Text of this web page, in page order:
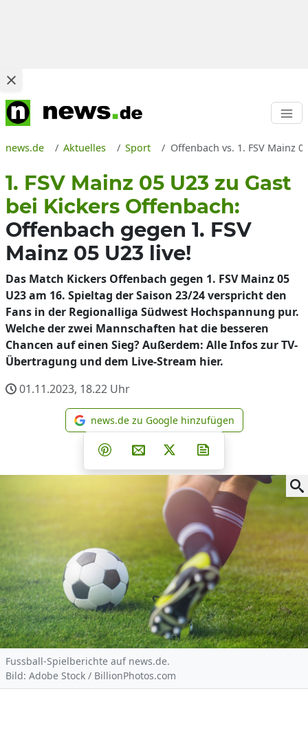
news.de Aktuelles Sport Offenbach vs. 1. FSV Mainz
1. FSV Mainz 05 U23 zu Gast
bei Kickers Offenbach:
Offenbach gegen 1. FSV
Mainz 05 U23 live!
Das Match Kickers Offenbach gegen 1. FSV Mainz 05
U23 am 16. Spieltag der Saison 23/24 verspricht den
Fans in der Regionalliga Südwest Hochspannung pur.
Welche der zwei Mannschaften hat die besseren
Chancen auf einen Sieg? Außerdem: Alle Infos zur TV-
Übertragung und dem Live-Stream hier.
01.11.2023, 18.22 Uhr
news.de zu Google
news.de zu Google hinzufügen
Teilen auf Facebook
Teilen auf Whatsapp
Teilen auf Telegram
Teilen auf Pinterest
Per E-Mail teilen
Post auf X
Fussball-Spielberichte auf news.de.
Bild: Adobe Stock / BillionPhotos.com